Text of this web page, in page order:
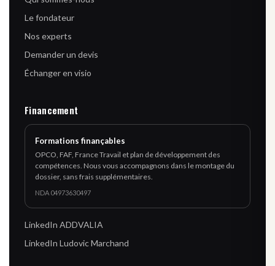
Le fondateur
Nos experts
Demander un devis
Échanger en visio
Financement
Formations finançables
OPCO, FAF, France Travail et plan de développement des
compétences. Nous vous accompagnons dans le montage du
dossier, sans frais supplémentaires.
NDA 04973630497
LinkedIn ADDVALIA
LinkedIn Ludovic Marchand